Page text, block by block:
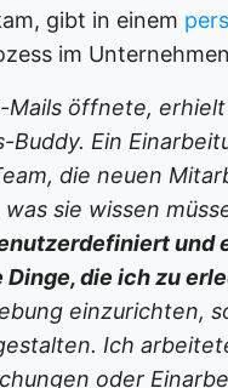
gibt in einem
im
Mails öffnete,
Buddy. Ein
die neuen
sie wissen
die ich zu
einzurichten,
Ich
oder